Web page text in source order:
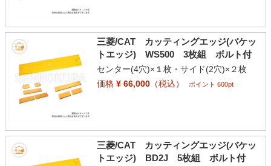
三菱/CAT カッティングエッジ(バケッ
トエッジ) WS500 3枚組 ボルト付
センター(4穴)×１枚・サイド(2穴)×２枚
価格¥ 66,000（税込） ポイント 600pt
三菱/CAT カッティングエッジ(バケッ
トエッジ) BD2J 5枚組 ボルト付